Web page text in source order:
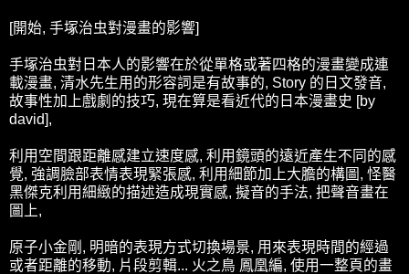
[開始, 手塚治虫對漫畫的影響]
手塚治虫對日本人的影響在於從單格或著四格的漫畫變成連
載漫畫, 清水先生用的形容詞是有故事的, Story 的日文發音,
故事性加上戲劇的技巧, 現在算是看近代的日本漫畫史 [by
david],
利用空間跟距離感建立速度感, 利用鏡頭的遠近產生不同的感
覺, 強調臉部表情表現緊張感, 利用細節加上大膽的構圖, 怪醫
黑傑克利用細緻的描述造成現實感, 擬音的手法, 把聲音畫在
圖上,
原子小金剛, 明暗的表現方式切換場景, 用來表現時間的經過
或者距離的移動, 片段剪輯... 火之鳥 鳳凰編, 使用一整頁的畫